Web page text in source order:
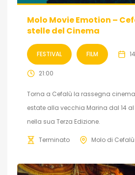
Molo Movie Emotion –
stelle del Cinema
FESTIVAL FILM
21:00
Torna a Cefalù la rassegna
estate alla vecchia Marina dal 14 al
nella sua Terza Edizione.
Terminato Molo di Cefalù